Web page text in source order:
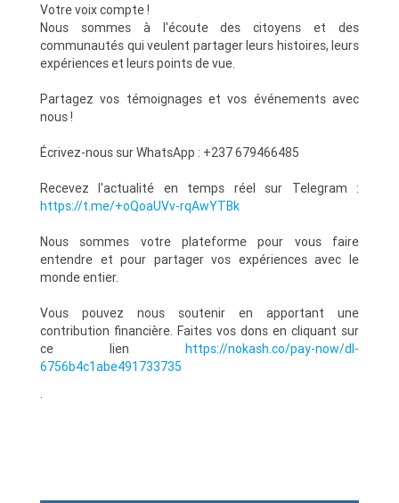
Votre voix compte !
Nous sommes à l'écoute des citoyens et des
communautés qui veulent partager leurs histoires, leurs
expériences et leurs points de vue.
Partagez vos témoignages et vos événements avec
nous !
Écrivez-nous sur WhatsApp : +237 679466485
Recevez l'actualité en temps réel sur Telegram :
https://t.me/+oQoaUVv-rqAwYTBk
Nous sommes votre plateforme pour vous faire
entendre et pour partager vos expériences avec le
monde entier.
Vous pouvez nous soutenir en apportant une
contribution financière. Faites vos dons en cliquant sur
ce lien https://nokash.co/pay-now/dl-
6756b4c1abe491733735
.